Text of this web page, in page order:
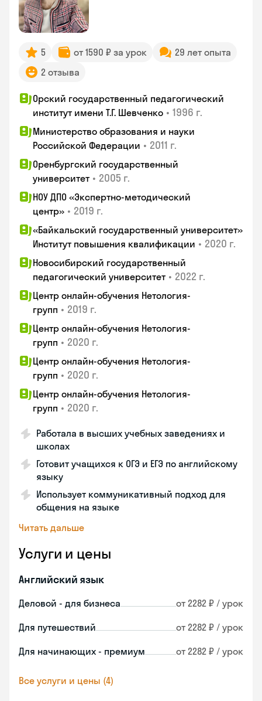
5 от 1590 ₽ за урок
29 лет опыта
2 отзыва
Орский государственный педагогический
институт имени Т.Г. Шевченко • 1996 г.
Министерство образования и науки
Российской Федерации • 2011 г.
Оренбургский государственный
университет • 2005 г.
НОУ ДПО «Экспертно-методический
центр» • 2019 г.
«Байкальский государственный университет»
Институт повышения квалификации • 2020 г.
Новосибирский государственный
педагогический университет • 2022 г.
Центр онлайн-обучения Нетология-
групп • 2019 г.
Центр онлайн-обучения Нетология-
групп • 2020 г.
Центр онлайн-обучения Нетология-
групп • 2020 г.
Центр онлайн-обучения Нетология-
групп • 2020 г.
Работала в высших учебных заведениях и
школах
Готовит учащихся к ОГЭ и ЕГЭ по английскому
языку
Использует коммуникативный подход для
общения на языке
Читать дальше
Услуги и цены
Английский язык
Деловой - для бизнеса от 2282 ₽ / урок
Для путешествий от 2282 ₽ / урок
Для начинающих - премиум от 2282 ₽ / урок
Все услуги и цены (4)